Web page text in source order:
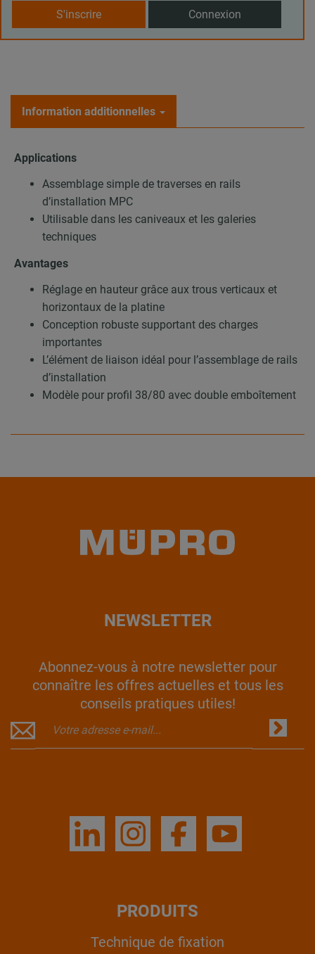
S'inscrire Connexion
Information additionnelles
Applications
Assemblage simple de traverses en rails
d’installation MPC
Utilisable dans les caniveaux et les galeries
techniques
Avantages
Réglage en hauteur grâce aux trous verticaux et
horizontaux de la platine
Conception robuste supportant des charges
importantes
L’élément de liaison idéal pour l’assemblage de rails
d’installation
Modèle pour profil 38/80 avec double emboîtement
NEWSLETTER
Abonnez-vous à notre newsletter pour
connaître les offres actuelles et tous les
conseils pratiques utiles!
PRODUITS
Technique de fixation